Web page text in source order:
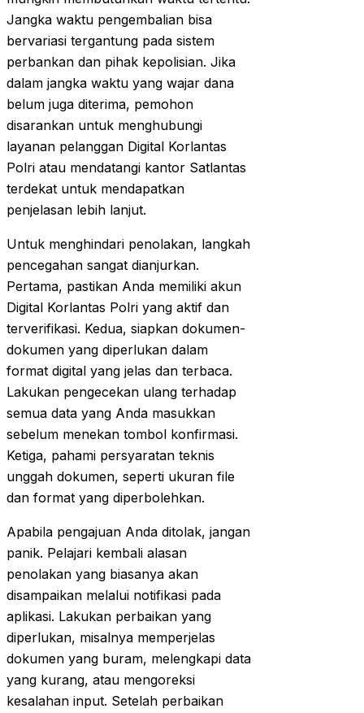
Jangka waktu pengembalian bisa
bervariasi tergantung pada sistem
perbankan dan pihak kepolisian. Jika
dalam jangka waktu yang wajar dana
belum juga diterima, pemohon
disarankan untuk menghubungi
layanan pelanggan Digital Korlantas
Polri atau mendatangi kantor Satlantas
terdekat untuk mendapatkan
penjelasan lebih lanjut.
Untuk menghindari penolakan, langkah
pencegahan sangat dianjurkan.
Pertama, pastikan Anda memiliki akun
Digital Korlantas Polri yang aktif dan
terverifikasi. Kedua, siapkan dokumen-
dokumen yang diperlukan dalam
format digital yang jelas dan terbaca.
Lakukan pengecekan ulang terhadap
semua data yang Anda masukkan
sebelum menekan tombol konfirmasi.
Ketiga, pahami persyaratan teknis
unggah dokumen, seperti ukuran file
dan format yang diperbolehkan.
Apabila pengajuan Anda ditolak, jangan
panik. Pelajari kembali alasan
penolakan yang biasanya akan
disampaikan melalui notifikasi pada
aplikasi. Lakukan perbaikan yang
diperlukan, misalnya memperjelas
dokumen yang buram, melengkapi data
yang kurang, atau mengoreksi
kesalahan input. Setelah perbaikan